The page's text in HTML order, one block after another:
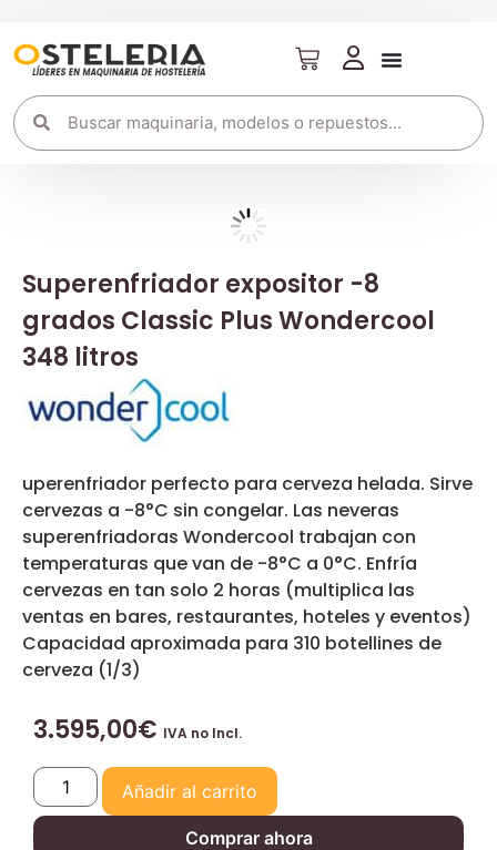
Superenfriador expositor -8
grados Classic Plus Wondercool
348 litros
uperenfriador perfecto para cerveza helada. Sirve
cervezas a -8°C sin congelar. Las neveras
superenfriadoras Wondercool trabajan con
temperaturas que van de -8°C a 0°C. Enfría
cervezas en tan solo 2 horas (multiplica las
ventas en bares, restaurantes, hoteles y eventos)
Capacidad aproximada para 310 botellines de
cerveza (1/3)
3.595,00€ IVA no Incl.
Añadir al carrito
Comprar ahora